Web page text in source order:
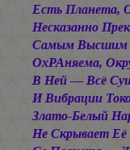
Есть Планета,
Несказанно
Самым Высшим
ОхРАняема,
В Ней — Всё
И Вибрации
Злато-Белый
Не Скрывает